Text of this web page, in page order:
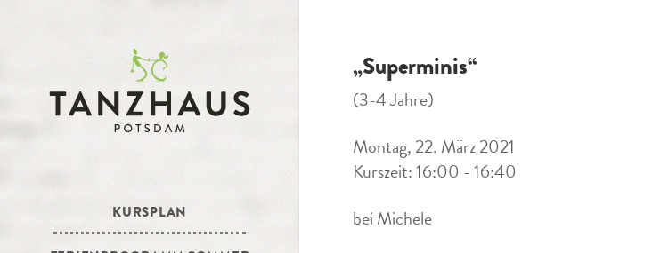
KURSPLAN
„Superminis“
(3-4 Jahre)
Montag, 22. März 2021
Kurszeit: 16:00 - 16:40
bei Michele